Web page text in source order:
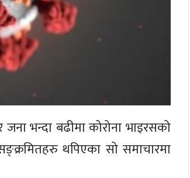
भन्दा बढीमा कोरोना भाइरसको
थपिएका सो समाचारमा